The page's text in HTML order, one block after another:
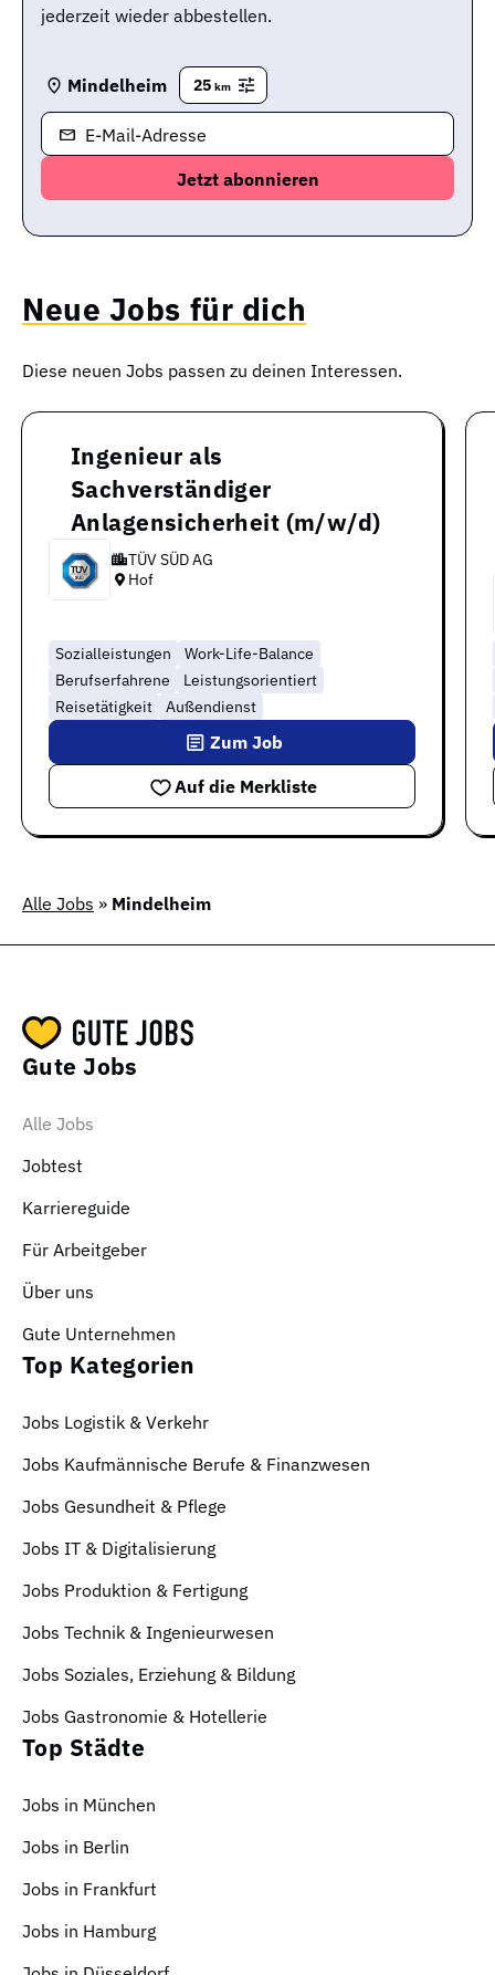
jederzeit wieder abbestellen.
Mindelheim 25 km
E-Mail-Adresse
Neue Jobs für dich
Diese neuen Jobs passen zu deinen Interessen.
Ingenieur als
Sachverständiger
Anlagensicherheit (m/w/d)
TÜV SÜD AG
Hof
Sozialleistungen
Work-Life-Balance
Berufserfahrene
Leistungsorientiert
Reisetätigkeit
Außendienst
Auf die Merkliste
Zum Job
Alle Jobs » Mindelheim
Gute Jobs
Alle Jobs
Jobtest
Karriereguide
Für Arbeitgeber
Über uns
Gute Unternehmen
Top Kategorien
Jobs Logistik & Verkehr
Jobs Kaufmännische Berufe & Finanzwesen
Jobs Gesundheit & Pflege
Jobs IT & Digitalisierung
Jobs Produktion & Fertigung
Jobs Technik & Ingenieurwesen
Jobs Soziales, Erziehung & Bildung
Jobs Gastronomie & Hotellerie
Top Städte
Jobs in München
Jobs in Berlin
Jobs in Frankfurt
Jobs in Hamburg